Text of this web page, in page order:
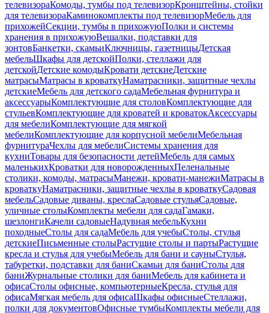
телевизораКомоды, тумбы под телевизорКронштейны, стойки
для телевизораКаминокомплекты под телевизорМебель для
прихожейСекции, тумбы в прихожуюПолки и системы
хранения в прихожуюВешалки, подставки для
зонтовБанкетки, скамьиКлючницы, газетницыДетская
мебельШкафы для детскойПолки, стеллажи для
детскойДетские комодыКровати детскиеДетские
матрасыМатрасы в кроваткуНаматрасники, защитные чехлы
детскиеМебель для детского садаМебельная фурнитура и
аксессуарыКомплектующие для столовКомплектующие для
стульевКомплектующие для кроватей и кроватокАксессуары
для мебелиКомплектующие для мягкой
мебелиКомплектующие для корпусной мебелиМебельная
фурнитураЧехлы для мебелиСистемы хранения для
кухниТовары для безопасности детейМебель для самых
маленькихКроватки для новорожденныхПеленальные
столики, комоды, матрасыМанежи, кровати-манежиМатрасы в
кроваткуНаматрасники, защитные чехлы в кроваткуСадовая
мебельСадовые диваны, креслаСадовые стульяСадовые,
уличные столыКомплекты мебели для садаГамаки,
шезлонгиКачели садовыеНадувная мебельКухни
походныеСтолы для садаМебель для учебыСтолы, стулья
детскиеПисьменные столыРастущие столы и партыРастущие
кресла и стулья для учебыМебель для бани и сауныСтулья,
табуретки, подставки для баниСкамьи для баниСтолы для
баниЖурнальные столики для баниМебель для кабинета и
офисаСтолы офисные, компьютерныеКресла, стулья для
офисаМягкая мебель для офисаШкафы офисныеСтеллажи,
полки для документовОфисные тумбыКомплекты мебели для